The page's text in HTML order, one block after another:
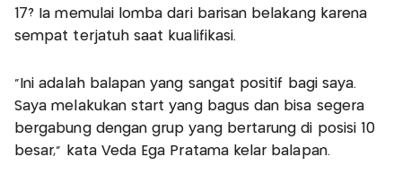
17? Ia memulai lomba dari barisan belakang karena
sempat terjatuh saat kualifikasi.
"Ini adalah balapan yang sangat positif bagi saya.
Saya melakukan start yang bagus dan bisa segera
bergabung dengan grup yang bertarung di posisi 10
besar," kata Veda Ega Pratama kelar balapan.